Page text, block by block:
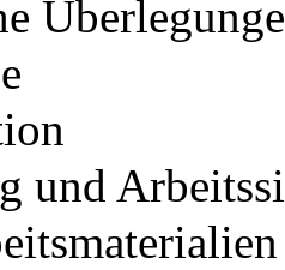
und